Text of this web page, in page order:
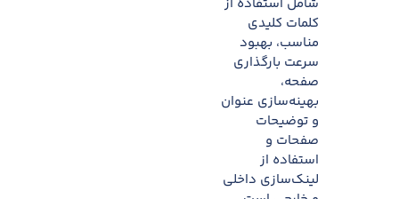
شامل استفاده از
کلمات کلیدی
مناسب، بهبود
سرعت بارگذاری
صفحه،
بهینه‌سازی عنوان
و توضیحات
صفحات و
استفاده از
لینک‌سازی داخلی